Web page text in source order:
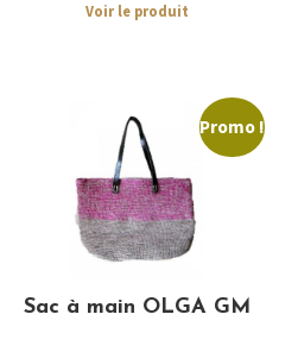
Voir le produit
Promo !
Sac à main OLGA GM